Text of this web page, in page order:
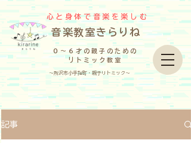
心と身体で音楽を楽しむ
０～６才の親子のための
リトミック教室
​音楽教室きらりね
～所沢市小手指町・親子リトミック～
記事